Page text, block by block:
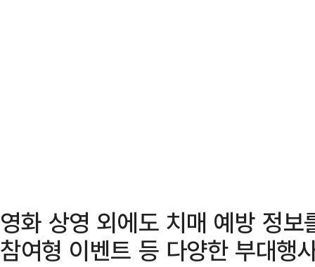
영화 상영 외에도 치매 예방 정
참여형 이벤트 등 다양한 부대행